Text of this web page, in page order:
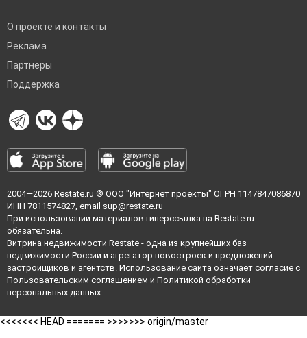
О проекте и контакты
Реклама
Партнеры
Поддержка
2004—2026 Restate.ru ® ООО "Интернет проекты" ОГРН 1147847086870
ИНН 7811574827, email sup@restate.ru
При использовании материалов гиперссылка на Restate.ru
обязательна.
Витрина недвижимости Restate - одна из крупнейших баз
недвижимости России и агрегатор новостроек и предложений
застройщиков и агентств. Использование сайта означает согласие с
Пользовательским соглашением и Политикой обработки
персональных данных
<<<<<<< HEAD ======= >>>>>>> origin/master